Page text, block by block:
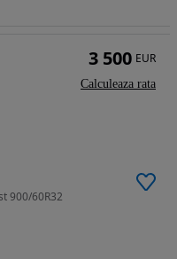
900/60R32
3 500 EUR
Calculeaza rata